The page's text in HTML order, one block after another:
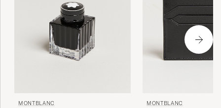
MONTBLANC MONTBLANC